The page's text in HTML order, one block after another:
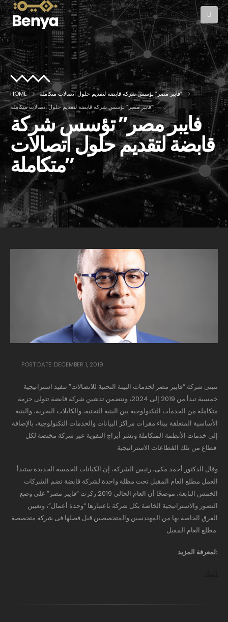
HOME
فايبر مصر” تؤسس شركة قابضة لتقديم حلول اتصالات متكاملة”
فايبر مصر” تؤسس شركة قابضة لتقديم حلول اتصالات متكاملة”
فايبر مصر” تؤسس شركة
قابضة لتقديم حلول اتصالات
متكاملة”
POST DATE: DECEMBER 1, 2019
تتبنى شركة “فايبر مصر لخدمات البينة التحتية للاتصالات” تنفيذ استراتيجية
خمسية تبدأ من 2019 إلى 2024، وتتضمن تدشين شركة قابضة تتولى حزمة
متكاملة من الخدمات التكنولوجية بين البنية التحتية، والكابلات البحرية، والبنية
الأساسية المتعلقة ببناء مقرات مراكز البيانات والخدمات التكنولوجية، بالإضافة
إلى خدمات الأنظمة المتكاملة ونشر أبراج التقوية عبر شركة مختصة لكل
قطاع من تلك القطاعات الاستراتيجية.
وقال الدكتور أحمد مكى، رئيس الشركة، إن الكيانات الخمسة الجديدة ستبدأ
العمل مطلع العام المقبل تحت مظلة واحدة لشركة قابضة تضم الشركات
الخمس التابعة، موضحًا أن العام الحالى 2019 ركزت “فايبر مصر” على وضع
التصور والاستراتيجية الخاصة بكل شركة باعتبارها “وحدة أعمال”، وتعيين
الفرق الخاصة بها من المهندسين والمتخصصين قبل فصلها فى شركة متخصصة
مطلع العام المقبل.
لمعرفة المزيد: